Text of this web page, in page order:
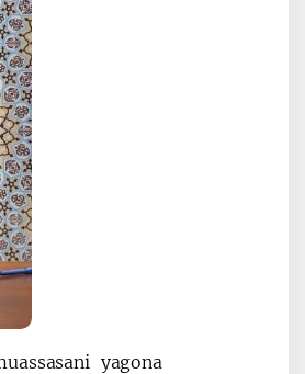
yagona